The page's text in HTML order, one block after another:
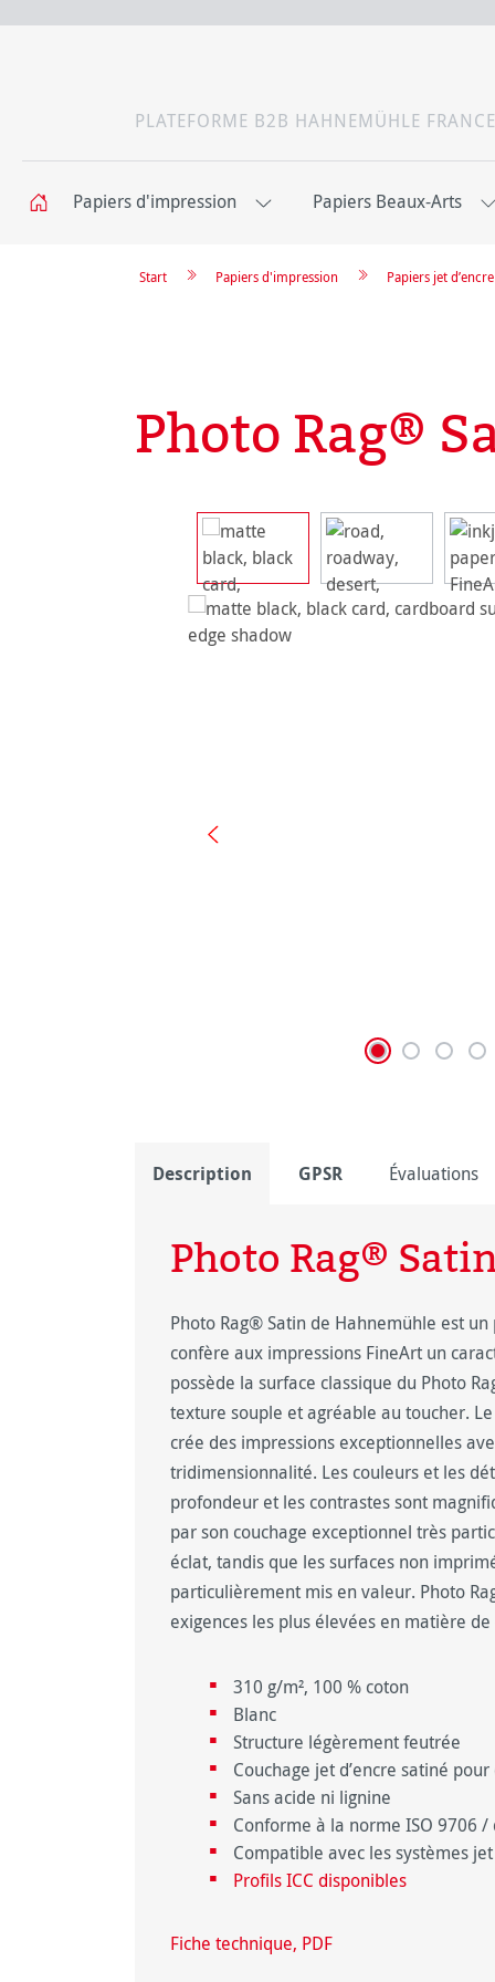
PLATEFORME B2B HAHNEMÜHLE FRANCE
Papiers d'impression Papiers Beaux-Arts
Papiers jet
Papiers d'impression
Start
Photo Rag®
Ignorer la galerie d'images
Description GPSR Évaluations
Photo Rag®
Photo Rag® Satin de Hahnemühle est
confère aux impressions FineArt un
possède la surface classique du Photo
texture souple et agréable au toucher.
crée des impressions exceptionnelles
tridimensionnalité. Les couleurs et les
profondeur et les contrastes sont
par son couchage exceptionnel très
éclat, tandis que les surfaces non
particulièrement mis en valeur. Photo
exigences les plus élevées en matière
310 g/m², 100 % coton
Blanc
Structure légèrement feutrée
Couchage jet d’encre satiné
Sans acide ni lignine
Conforme à la norme ISO 9706
Compatible avec les systèmes
Profils ICC disponibles
Fiche technique, PDF